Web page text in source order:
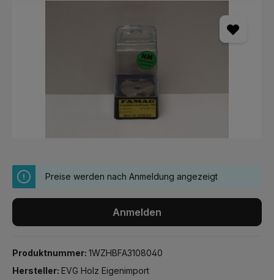
Preise werden nach Anmeldung angezeigt
Anmelden
Produktnummer: 1WZHBFA3108040
Hersteller: EVG Holz Eigenimport